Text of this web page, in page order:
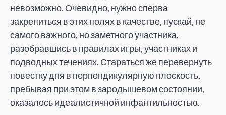
невозможно. Очевидно, нужно сперва
закрепиться в этих полях в качестве, пускай, не
самого важного, но заметного участника,
разобравшись в правилах игры, участниках и
подводных течениях. Стараться же перевернуть
повестку дня в перпендикулярную плоскость,
пребывая при этом в зародышевом состоянии,
оказалось идеалистичной инфантильностью.